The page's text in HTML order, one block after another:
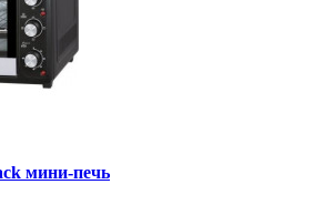
мини-печь